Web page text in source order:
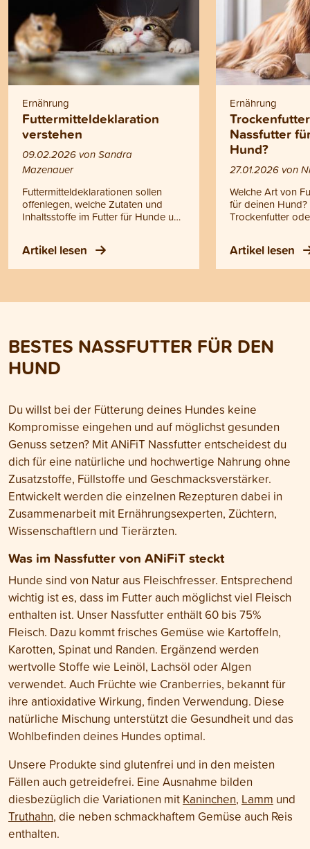
Ernährung
Futtermitteldeklaration
verstehen
09.02.2026 von Sandra
Mazenauer
Futtermitteldeklarationen sollen
offenlegen, welche Zutaten und
Inhaltsstoffe im Futter für Hunde und
Tierhalterinnen und Tierhalter
wissen nicht, worauf sie achten
und zeigen dir die Unterschiede
Konkurrenzprodukte.
Artikel lesen
Ernährung
Nassfutter
Hund?
27.01.2026 von
Welche Art von
für deinen
Trockenfutter
des
mit allen
Unterschiede,
Hundes
Artikel lesen
BESTES NASSFUTTER FÜR DEN
HUND
Du willst bei der Fütterung deines Hundes keine
Kompromisse eingehen und auf möglichst gesunden
Genuss setzen? Mit ANiFiT Nassfutter entscheidest du
dich für eine natürliche und hochwertige Nahrung ohne
Zusatzstoffe, Füllstoffe und Geschmacksverstärker.
Entwickelt werden die einzelnen Rezepturen dabei in
Zusammenarbeit mit Ernährungsexperten, Züchtern,
Wissenschaftlern und Tierärzten.
Was im Nassfutter von ANiFiT steckt
Hunde sind von Natur aus Fleischfresser. Entsprechend
wichtig ist es, dass im Futter auch möglichst viel Fleisch
enthalten ist. Unser Nassfutter enthält 60 bis 75%
Fleisch. Dazu kommt frisches Gemüse wie Kartoffeln,
Karotten, Spinat und Randen. Ergänzend werden
wertvolle Stoffe wie Leinöl, Lachsöl oder Algen
verwendet. Auch Früchte wie Cranberries, bekannt für
ihre antioxidative Wirkung, finden Verwendung. Diese
natürliche Mischung unterstützt die Gesundheit und das
Wohlbefinden deines Hundes optimal.
Unsere Produkte sind glutenfrei und in den meisten
Fällen auch getreidefrei. Eine Ausnahme bilden
diesbezüglich die Variationen mit Kaninchen, Lamm und
Truthahn, die neben schmackhaftem Gemüse auch Reis
enthalten.